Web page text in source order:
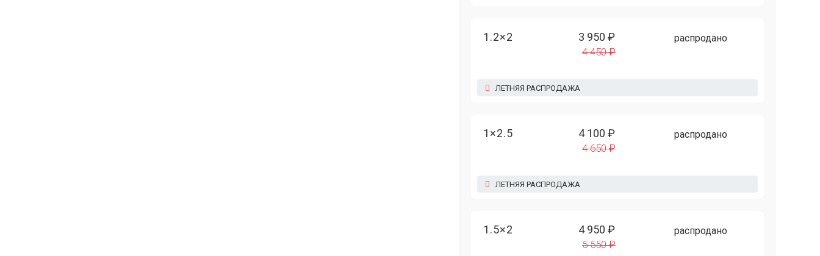
1.2×2 3 950 ₽
4 450 ₽
распродано
ЛЕТНЯЯ РАСПРОДАЖА
1×2.5 4 100 ₽
4 650 ₽
распродано
ЛЕТНЯЯ РАСПРОДАЖА
1.5×2 4 950 ₽
5 550 ₽
распродано